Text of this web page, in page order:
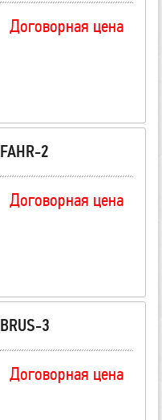
Договорная цена
FAHR-2
Договорная цена
BRUS-3
Договорная цена